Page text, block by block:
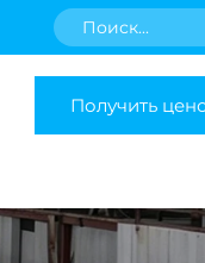
Получить